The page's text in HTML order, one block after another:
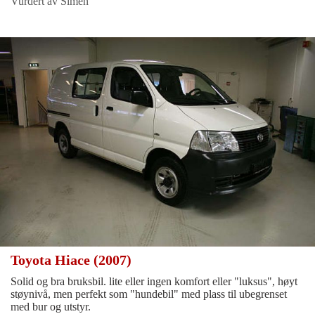
Toyota Hiace (2007)
Solid og bra bruksbil. lite eller ingen komfort eller "luksus", høyt
støynivå, men perfekt som "hundebil" med plass til ubegrenset
med bur og utstyr.